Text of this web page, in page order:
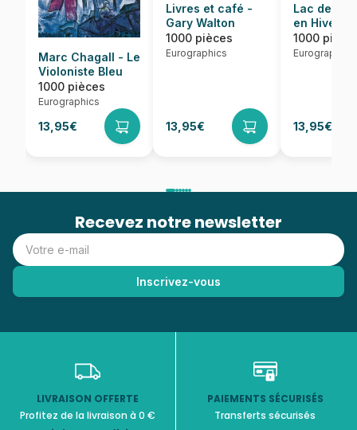
Marc Chagall - Le
Violoniste Bleu
1000 pièces
Eurographics
13,95€
Livres et café -
Gary Walton
1000 pièces
Eurographics
13,95€
Lac de
en Hiver
1000
Eurographics
13,95€
Recevez notre newsletter
LIVRAISON OFFERTE
Profitez de la livraison à 0 €
PAIEMENTS SÉCURISÉS
Transferts sécurisés